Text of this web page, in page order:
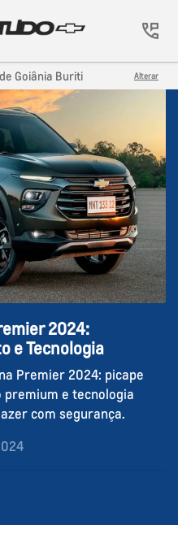
Goiânia Buriti Alterar
2024:
e Tecnologia
Premier 2024: picape
e tecnologia
com segurança.